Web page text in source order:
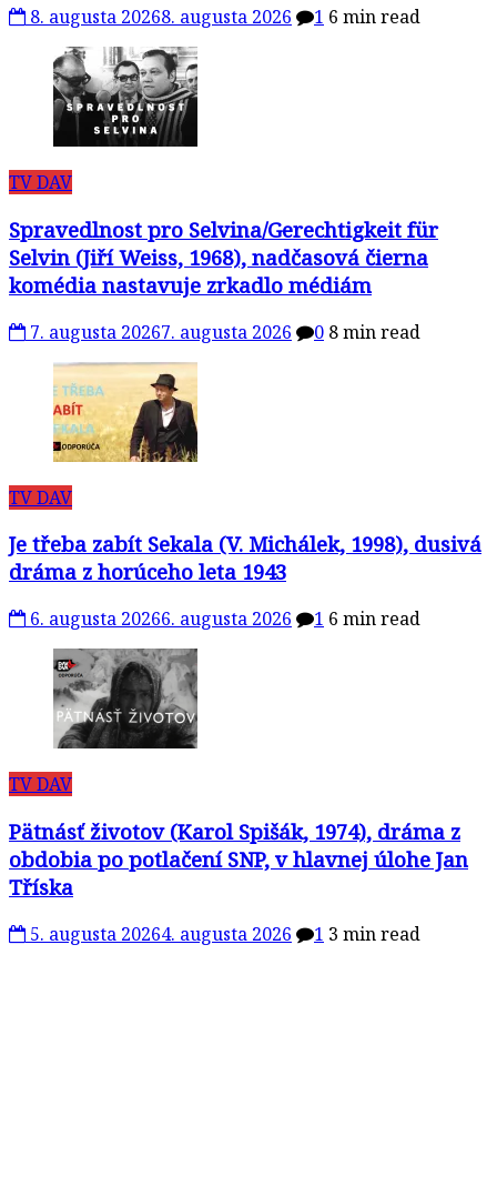
8. augusta 20268. augusta 2026 1 6 min read
TV DAV
Spravedlnost pro Selvina/Gerechtigkeit für
Selvin (Jiří Weiss, 1968), nadčasová čierna
komédia nastavuje zrkadlo médiám
7. augusta 20267. augusta 2026 0 8 min read
TV DAV
Je třeba zabít Sekala (V. Michálek, 1998), dusivá
dráma z horúceho leta 1943
6. augusta 20266. augusta 2026 1 6 min read
TV DAV
Pätnásť životov (Karol Spišák, 1974), dráma z
obdobia po potlačení SNP, v hlavnej úlohe Jan
Tříska
5. augusta 20264. augusta 2026 1 3 min read